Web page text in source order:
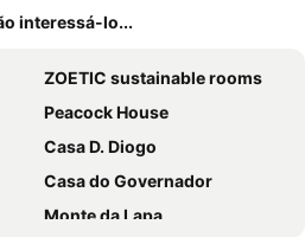
interessá-lo...
ZOETIC sustainable rooms
Peacock House
Casa D. Diogo
Casa do Governador
Monte da Lapa